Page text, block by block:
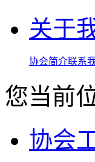
关于
协会简介联系
您当前
协会